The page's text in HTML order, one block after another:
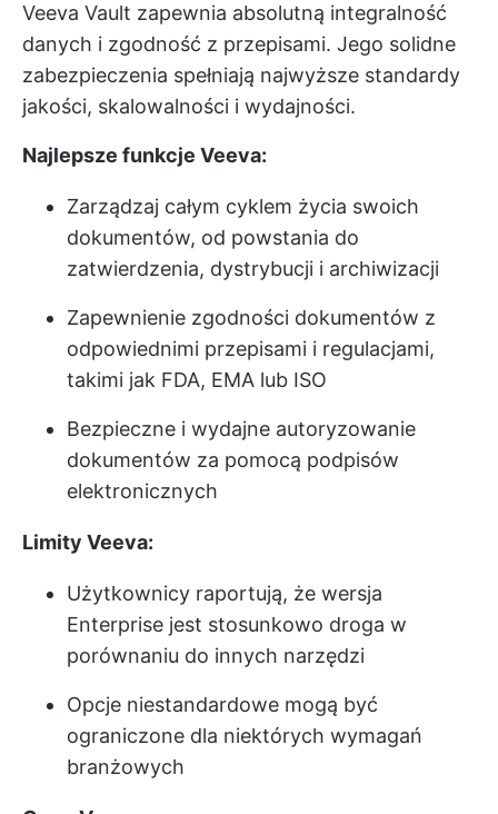
Veeva Vault zapewnia absolutną integralność
danych i zgodność z przepisami. Jego solidne
zabezpieczenia spełniają najwyższe standardy
jakości, skalowalności i wydajności.
Najlepsze funkcje Veeva:
Zarządzaj całym cyklem życia swoich
dokumentów, od powstania do
zatwierdzenia, dystrybucji i archiwizacji
Zapewnienie zgodności dokumentów z
odpowiednimi przepisami i regulacjami,
takimi jak FDA, EMA lub ISO
Bezpieczne i wydajne autoryzowanie
dokumentów za pomocą podpisów
elektronicznych
Limity Veeva:
Użytkownicy raportują, że wersja
Enterprise jest stosunkowo droga w
porównaniu do innych narzędzi
Opcje niestandardowe mogą być
ograniczone dla niektórych wymagań
branżowych